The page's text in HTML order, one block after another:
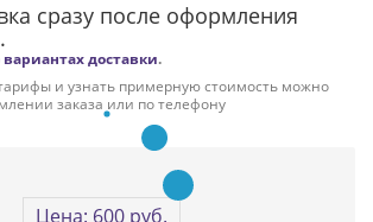
сразу после оформления
вариантах доставки.
и узнать примерную стоимость можно
заказа или по телефону
Цена: 600 руб.